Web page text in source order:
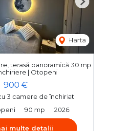
Harta
Next
terasă panoramică 30 mp
| Otopeni
900 €
3 camere de închiriat
90 mp 2026
multe detalii